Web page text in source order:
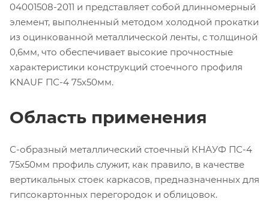
04001508-2011 и представляет собой длинномерный
элемент, выполненный методом холодной прокатки
из оцинкованной металлической ленты, с толщиной
0,6мм, что обеспечивает высокие прочностные
характеристики конструкций стоечного профиля
KNAUF ПС-4 75х50мм.
Область применения
С-образный металлический стоечный КНАУФ ПС-4
75х50мм профиль служит, как правило, в качестве
вертикальных стоек каркасов, предназначенных для
гипсокартонных перегородок и облицовок.